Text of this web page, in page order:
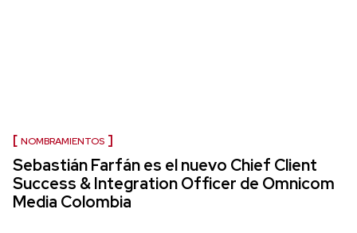
NOMBRAMIENTOS
Sebastián Farfán es el nuevo Chief Client
Success & Integration Officer de Omnicom
Media Colombia